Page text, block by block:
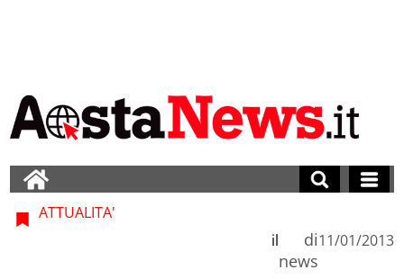
ATTUALITA'
di
news
il 11/01/2013